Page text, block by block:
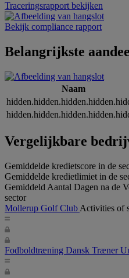
Traceringsrapport bekijken
Bekijk compliance rapport
Belangrijkste
Naam
Vergelijkbare
Gemiddelde kredietscore in de
Gemiddelde kredietlimiet in de
Gemiddeld Aantal Dagen na de
sector
Mollerup Golf Club Activities of
Fodboldtræning Dansk Træner